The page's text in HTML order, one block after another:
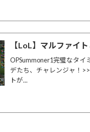
【LoL】マルファイ
OPSummoner1完璧なタイ
デたち、チャレンジャ！
トが...